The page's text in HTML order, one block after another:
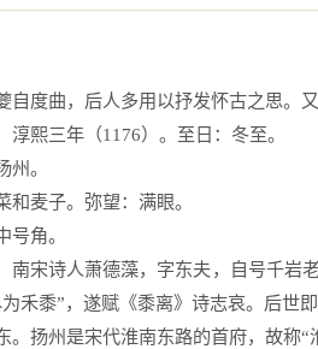
曲，后人多用以抒发怀古之思。
熙三年（1176）。至日：冬至。
州。
麦子。弥望：满眼。
号角。
诗人萧德藻，字东夫，自号千岩老
为禾黍”，遂赋《黍离》诗志哀。后世
扬州是宋代淮南东路的首府，故称“